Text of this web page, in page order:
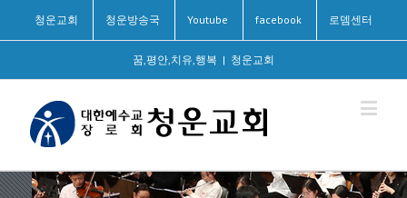
청운교회 청운방송국 Youtube facebook 로뎀센터
꿈,평안,치유,행복 | 청운교회